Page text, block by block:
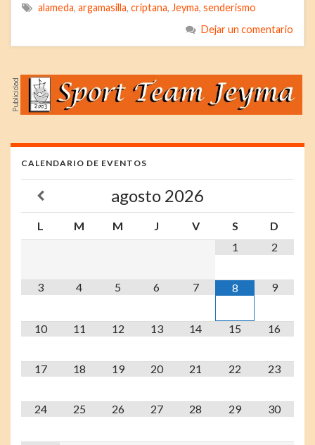
alameda, argamasilla, criptana, Jeyma, senderismo
Dejar un comentario
CALENDARIO DE EVENTOS
agosto 2026
L M M J V S
D
1
2
3 4 5 6 7 8 9
10 11 12 13 14 15 16
17 18 19 20 21 22 23
24 25 26 27 28 29 30